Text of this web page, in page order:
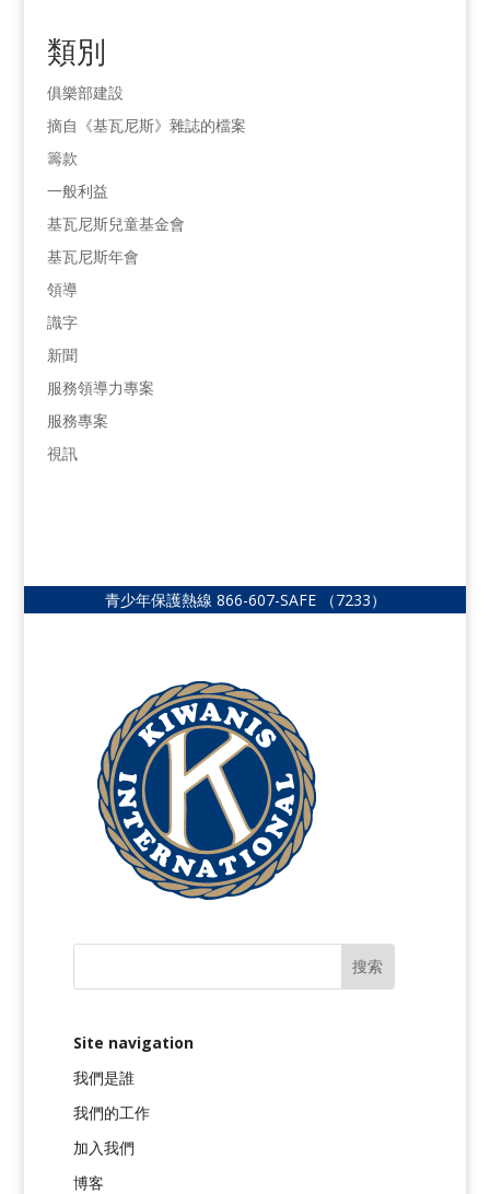
類別
俱樂部建設
摘自《基瓦尼斯》雜誌的檔案
籌款
一般利益
基瓦尼斯兒童基金會
基瓦尼斯年會
領導
識字
新聞
服務領導力專案
服務專案
視訊
青少年保護熱線 866-607-SAFE （7233）
Site navigation
我們是誰
我們的工作
加入我們
博客